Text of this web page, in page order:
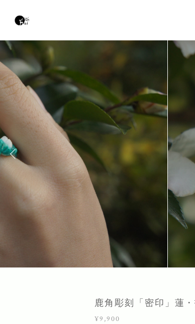
鹿角彫刻「密印」蓮
¥9,900